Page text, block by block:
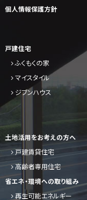
個人情報保護方針
戸建住宅
ふくもくの家
マイスタイル
ジブンハウス
土地活用をお考えの方へ
戸建賃貸住宅
高齢者専用住宅
省エネ・環境への取り組み
再生可能エネルギー